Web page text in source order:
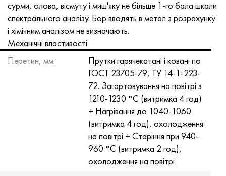
сурми, олова, вісмуту і миш'яку не більше 1-го бала шкали
спектрального аналізу. Бор вводять в метал з розрахунку
і хімічним аналізом не визначають.
Механічні властивості
Перетин, мм:
Прутки гарячекатані і ковані по
ГОСТ 23705-79, ТУ 14-1-223-
72. Загартовування на повітрі з
1210-1230 °С (витримка 4 год)
+ Нагрівання до 1040-1060
(витримка 4 год), охолодження
на повітрі + Старіння при 940-
960 °С (витримка 2 год),
охолодження на повітрі
Хастеллой c22
Хастеллой C-276
Хастеллой C2000
40ХН, 36NiCr6, aisi 3135
40ХФА, 1.7223, aisi 4142
45Х, 45h, 1.7035
45ХН2МФА, k2425, 45hnmf
А40Г, 44smn28, 1.0762, 46s20